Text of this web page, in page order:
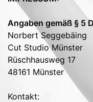
Angaben gemäß § 5
Norbert Seggebäing
Cut Studio Münster
Rüschhausweg 17
48161 Münster
Kontakt: